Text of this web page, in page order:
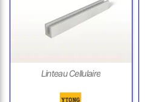
Linteau Cellulaire